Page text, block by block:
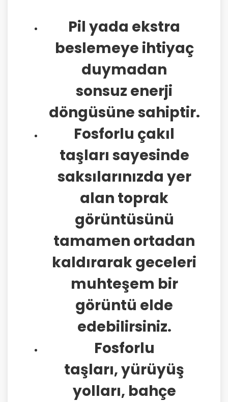
Pil yada ekstra
beslemeye ihtiyaç
duymadan
sonsuz enerji
döngüsüne sahiptir.
Fosforlu çakıl
taşları sayesinde
saksılarınızda yer
alan toprak
görüntüsünü
tamamen ortadan
kaldırarak geceleri
muhteşem bir
görüntü elde
edebilirsiniz.
Fosforlu
taşları, yürüyüş
yolları, bahçe